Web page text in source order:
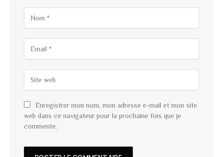
Enregistrer mon nom, mon adresse e-mail et mon site
web dans ce navigateur pour la prochaine fois que je
commente.